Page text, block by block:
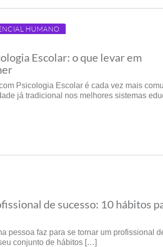
HUMANO
Escolar: o que levar em
Psicologia Escolar é cada vez mais
já tradicional nos melhores sistemas
de sucesso: 10 hábitos
pessoa faz para se tornar um profissional
conjunto de hábitos […]